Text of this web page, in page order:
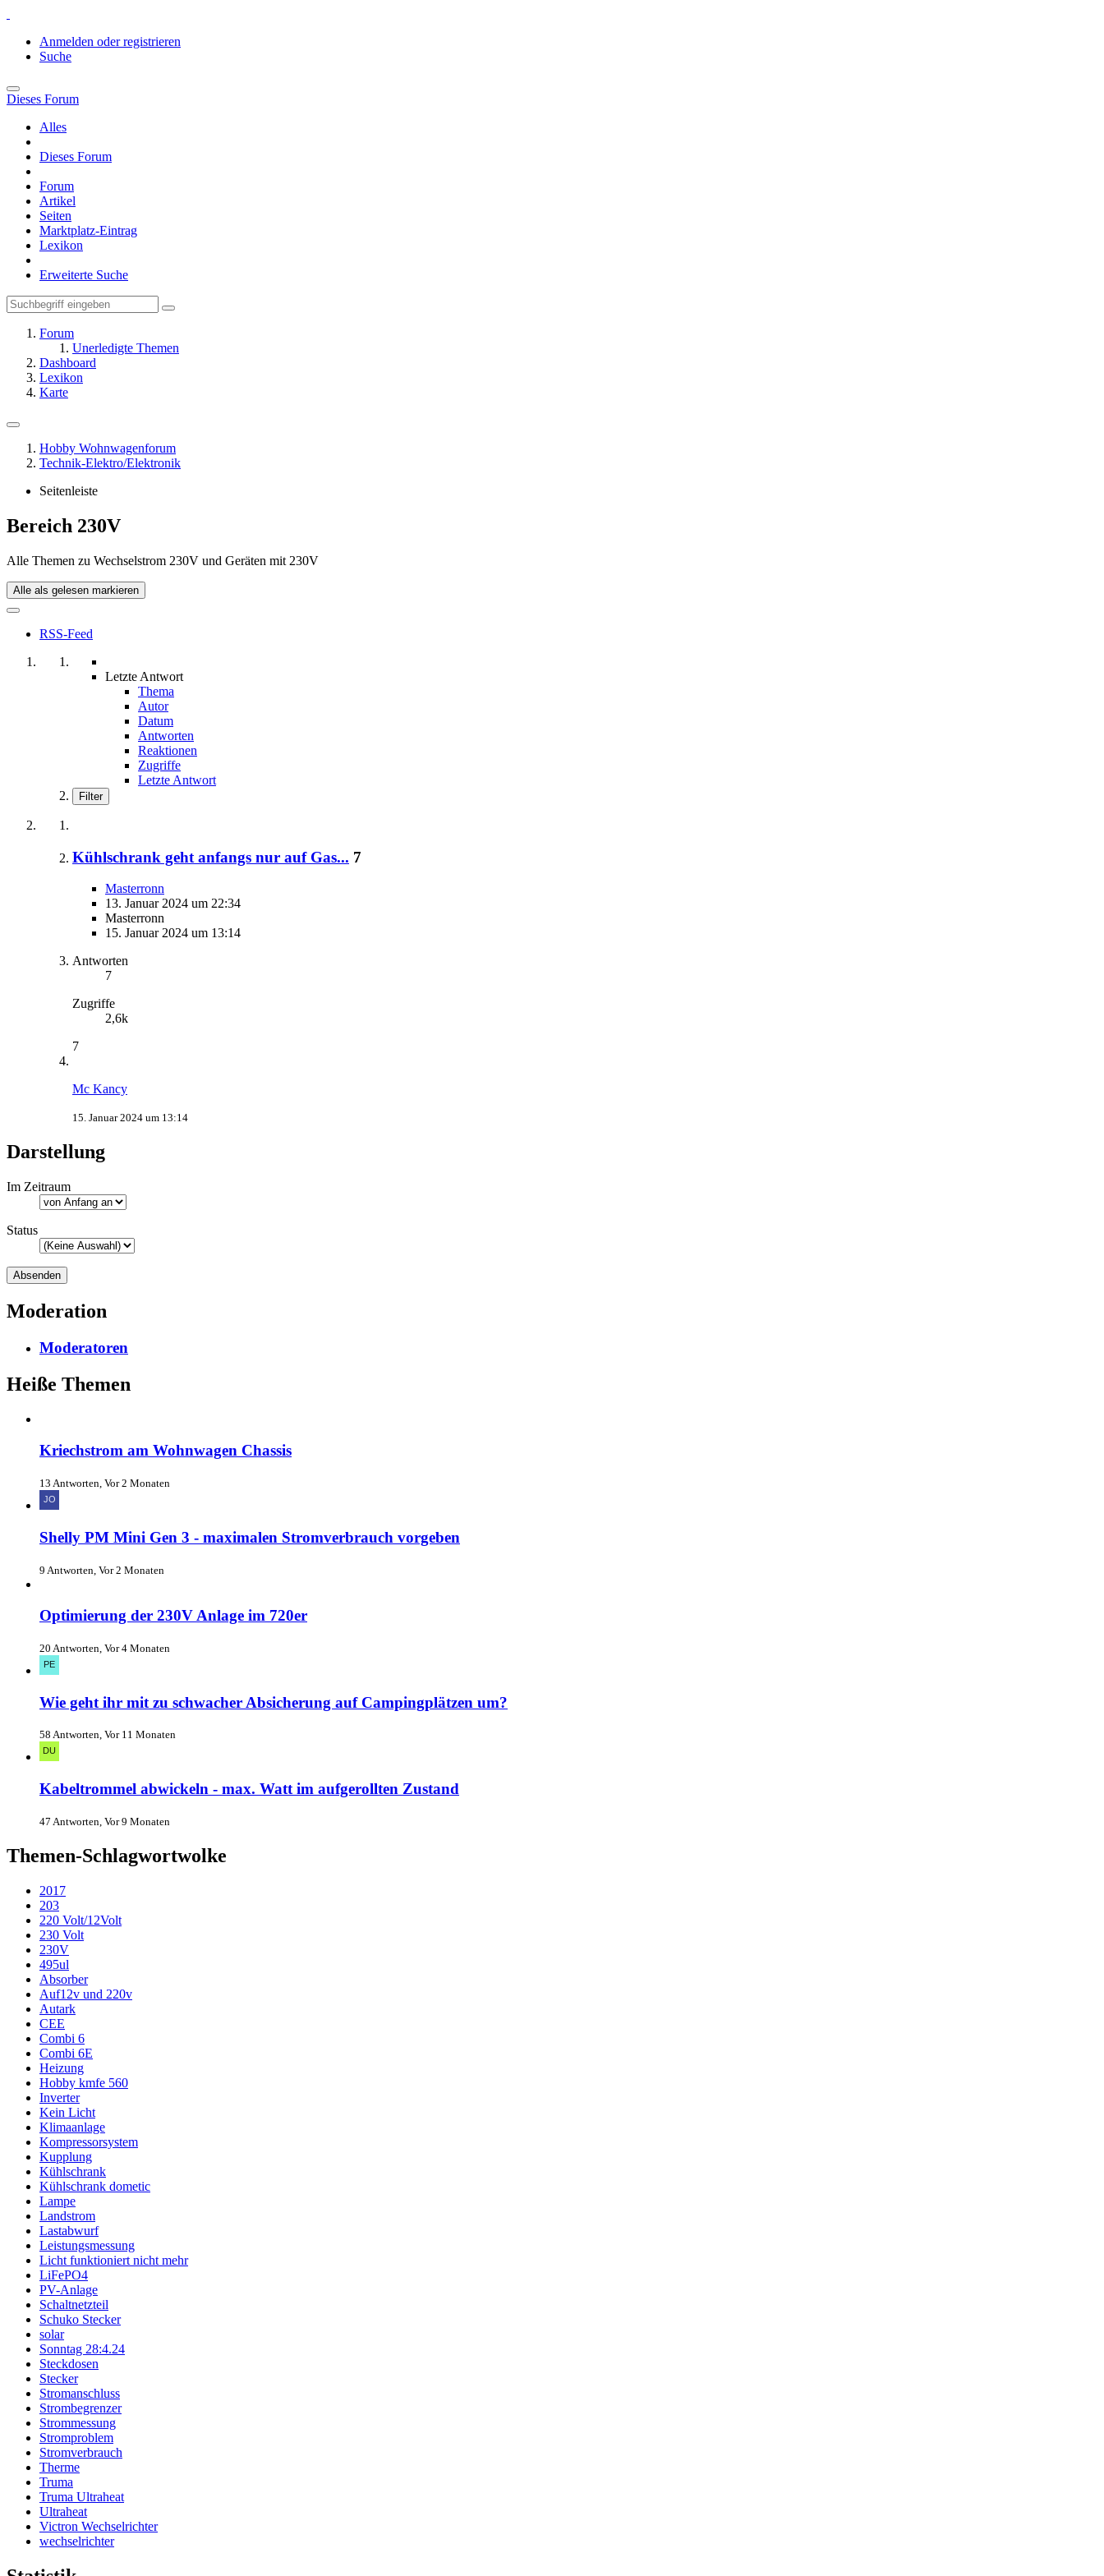
Anmelden oder registrieren
Suche
Dieses Forum
Alles
Dieses Forum
Forum
Artikel
Seiten
Marktplatz-Eintrag
Lexikon
Erweiterte Suche
Forum
Unerledigte Themen
Dashboard
Lexikon
Karte
Hobby Wohnwagenforum
Technik-Elektro/Elektronik
Seitenleiste
Bereich 230V
Alle Themen zu Wechselstrom 230V und Geräten mit 230V
Alle als gelesen markieren
RSS-Feed
Letzte Antwort
Thema
Autor
Datum
Antworten
Reaktionen
Zugriffe
Letzte Antwort
Filter
Kühlschrank geht anfangs nur auf Gas... 7
Masterronn
13. Januar 2024 um 22:34
Masterronn
15. Januar 2024 um 13:14
Antworten
7
Zugriffe
2,6k
7
Mc Kancy
15. Januar 2024 um 13:14
Darstellung
Im Zeitraum
Status
Moderation
Moderatoren
Heiße Themen
Kriechstrom am Wohnwagen Chassis
13 Antworten, Vor 2 Monaten
Shelly PM Mini Gen 3 - maximalen Stromverbrauch vorgeben
9 Antworten, Vor 2 Monaten
Optimierung der 230V Anlage im 720er
20 Antworten, Vor 4 Monaten
Wie geht ihr mit zu schwacher Absicherung auf Campingplätzen um?
58 Antworten, Vor 11 Monaten
Kabeltrommel abwickeln - max. Watt im aufgerollten Zustand
47 Antworten, Vor 9 Monaten
Themen-Schlagwortwolke
2017
203
220 Volt/12Volt
230 Volt
230V
495ul
Absorber
Auf12v und 220v
Autark
CEE
Combi 6
Combi 6E
Heizung
Hobby kmfe 560
Inverter
Kein Licht
Klimaanlage
Kompressorsystem
Kupplung
Kühlschrank
Kühlschrank dometic
Lampe
Landstrom
Lastabwurf
Leistungsmessung
Licht funktioniert nicht mehr
LiFePO4
PV-Anlage
Schaltnetzteil
Schuko Stecker
solar
Sonntag 28:4.24
Steckdosen
Stecker
Stromanschluss
Strombegrenzer
Strommessung
Stromproblem
Stromverbrauch
Therme
Truma
Truma Ultraheat
Ultraheat
Victron Wechselrichter
wechselrichter